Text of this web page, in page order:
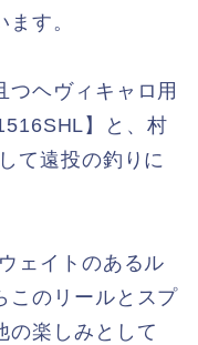
す。
つヘヴィキャロ用
】と、村
て遠投の釣りに
ェイトのあるル
このリールとスプ
の楽しみとして